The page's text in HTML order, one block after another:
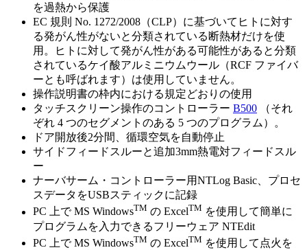
を過熱から保護
EC 規則 No. 1272/2008（CLP）に基づいてヒトに対す
る発がん性がないと分類されている断熱材だけを使
用。ヒトに対して発がん性がある可能性があると分類
されているケイ酸アルミニウムウール（RCF ファイバ
ーとも呼ばれます）は使用していません。
操作説明書の枠内における規定どおりの使用
タッチスクリーン操作のコントローラー B500 （それ
ぞれ 4 つのセグメントのある 5 つのプログラム）。
ドア開放後2分間、循環空気を自動停止
サイドフィードスルーと追加3mm熱電対フィードスル
ー
ナーバサーム・コントローラー用NTLog Basic、プロセ
スデータをUSBスティックに記録
PC 上で MS WindowsTM の ExcelTM を使用して簡単に
プログラムを入力できるフリーウェア NTEdit
PC 上で MS WindowsTM の ExcelTM を使用して点火を